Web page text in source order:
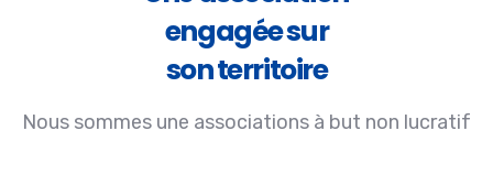
engagée sur
son territoire
Nous sommes une associations à but non lucratif